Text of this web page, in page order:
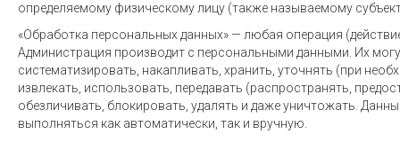
определяемому физическому лицу (также называемому
«Обработка персональных данных» — любая операция
Администрация производит с персональными данными. Их
систематизировать, накапливать, хранить, уточнять (при
извлекать, использовать, передавать (распространять,
обезличивать, блокировать, удалять и даже уничтожать.
выполняться как автоматически, так и вручную.